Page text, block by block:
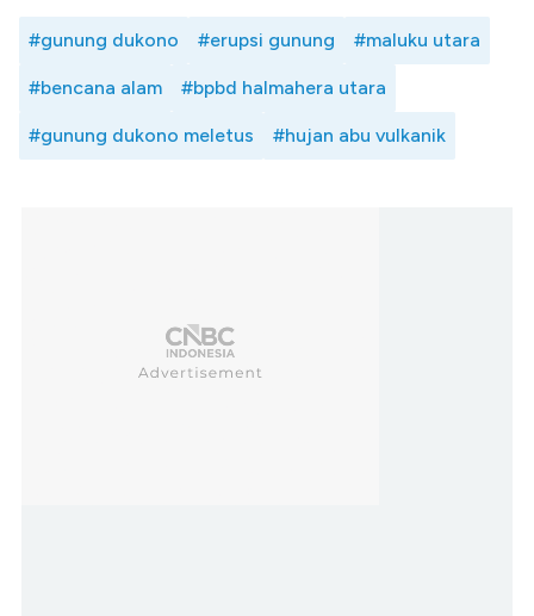
#gunung dukono #erupsi gunung #maluku utara
#bencana alam #bpbd halmahera utara
#gunung dukono meletus #hujan abu vulkanik